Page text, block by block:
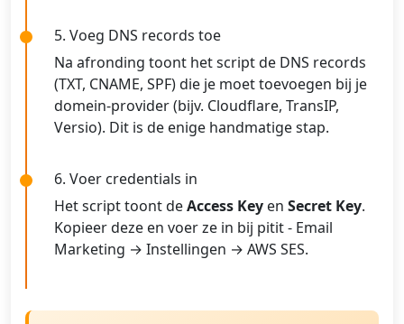
5. Voeg DNS records toe
Na afronding toont het script de DNS records
(TXT, CNAME, SPF) die je moet toevoegen bij je
domein-provider (bijv. Cloudflare, TransIP,
Versio). Dit is de enige handmatige stap.
6. Voer credentials in
Het script toont deAccess Key en Secret Key.
Kopieer deze en voer ze in bij pitit - Email
Marketing → Instellingen → AWS SES.